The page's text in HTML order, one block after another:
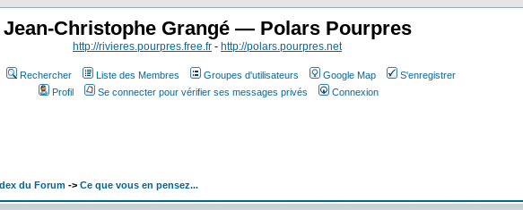
Jean-Christophe Grangé — Polars Pourpres
http://rivieres.pourpres.free.fr - http://polars.pourpres.net
Rechercher Liste des Membres Groupes d'utilisateurs Google Map
S'enregistrer
Profil
Se connecter pour vérifier ses messages privés Connexion
du Forum -> Ce que vous en pensez...